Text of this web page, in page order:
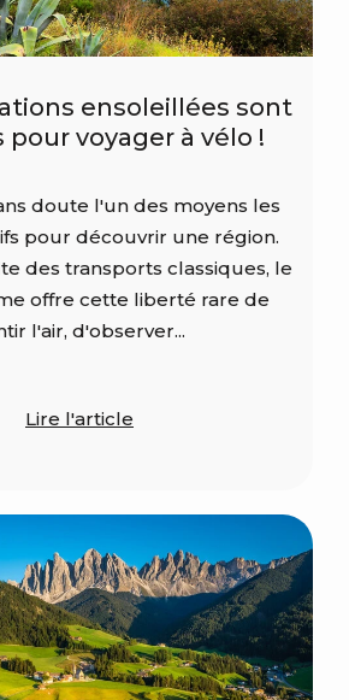
ensoleillées sont
pour voyager à vélo !
doute l'un des moyens les
pour découvrir une région.
des transports classiques, le
offre cette liberté rare de
l'air, d'observer...
Lire l'article